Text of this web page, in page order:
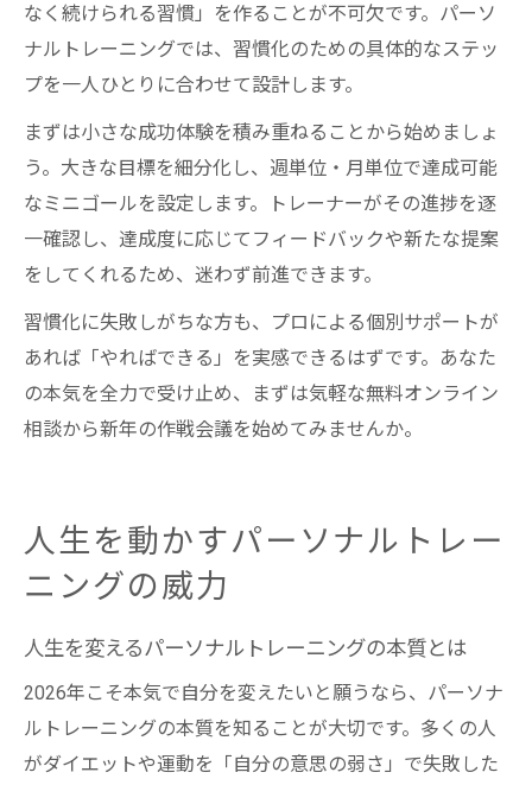
なく続けられる習慣」を作ることが不可欠です。パーソ
ナルトレーニングでは、習慣化のための具体的なステッ
プを一人ひとりに合わせて設計します。
まずは小さな成功体験を積み重ねることから始めましょ
う。大きな目標を細分化し、週単位・月単位で達成可能
なミニゴールを設定します。トレーナーがその進捗を逐
一確認し、達成度に応じてフィードバックや新たな提案
をしてくれるため、迷わず前進できます。
習慣化に失敗しがちな方も、プロによる個別サポートが
あれば「やればできる」を実感できるはずです。あなた
の本気を全力で受け止め、まずは気軽な無料オンライン
相談から新年の作戦会議を始めてみませんか。
人生を動かすパーソナルトレー
ニングの威力
人生を変えるパーソナルトレーニングの本質とは
2026年こそ本気で自分を変えたいと願うなら、パーソナ
ルトレーニングの本質を知ることが大切です。多くの人
がダイエットや運動を「自分の意思の弱さ」で失敗した